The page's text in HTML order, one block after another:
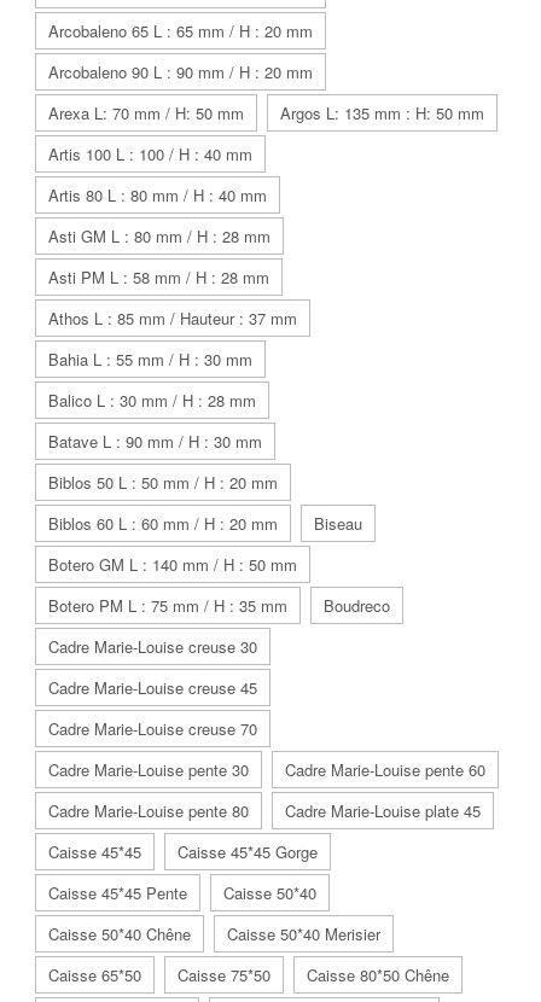
Arcobaleno 65 L : 65 mm / H : 20 mm
Arcobaleno 90 L : 90 mm / H : 20 mm
Arexa L: 70 mm / H: 50 mm
Argos L: 135 mm : H: 50 mm
Artis 100 L : 100 / H : 40 mm
Artis 80 L : 80 mm / H : 40 mm
Asti GM L : 80 mm / H : 28 mm
Asti PM L : 58 mm / H : 28 mm
Athos L : 85 mm / Hauteur : 37 mm
Bahia L : 55 mm / H : 30 mm
Balico L : 30 mm / H : 28 mm
Batave L : 90 mm / H : 30 mm
Biblos 50 L : 50 mm / H : 20 mm
Biblos 60 L : 60 mm / H : 20 mm
Biseau
Botero GM L : 140 mm / H : 50 mm
Botero PM L : 75 mm / H : 35 mm
Boudreco
Cadre Marie-Louise creuse 30
Cadre Marie-Louise creuse 45
Cadre Marie-Louise creuse 70
Cadre Marie-Louise pente 30
Cadre Marie-Louise pente 60
Cadre Marie-Louise pente 80
Cadre Marie-Louise plate 45
Caisse 45*45
Caisse 45*45 Gorge
Caisse 45*45 Pente
Caisse 50*40
Caisse 50*40 Chêne
Caisse 50*40 Merisier
Caisse 65*50
Caisse 75*50
Caisse 80*50 Chêne